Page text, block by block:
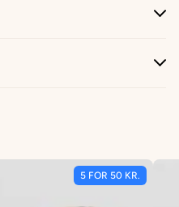
5 FOR 50 KR.